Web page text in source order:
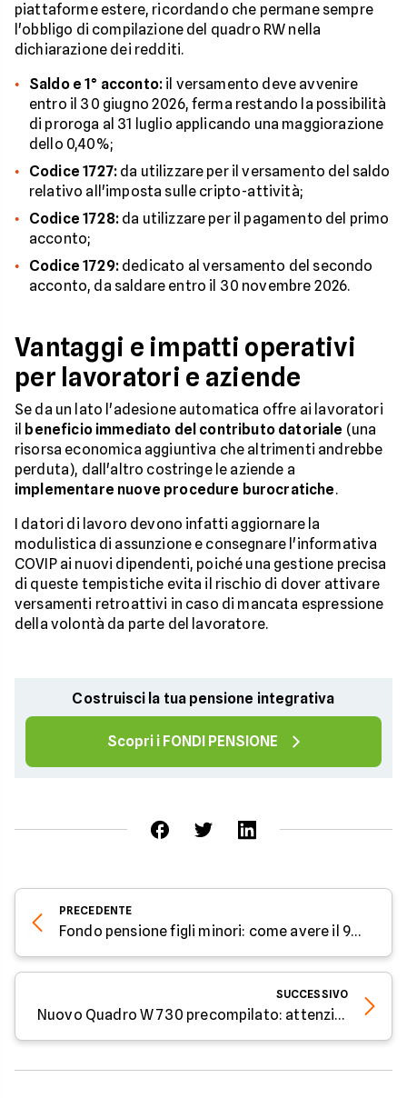
piattaforme estere, ricordando che permane sempre
l'obbligo di compilazione del quadro RW nella
dichiarazione dei redditi.
Saldo e 1° acconto: il versamento deve avvenire
entro il 30 giugno 2026, ferma restando la possibilità
di proroga al 31 luglio applicando una maggiorazione
dello 0,40%;
Codice 1727:da utilizzare per il versamento del saldo
relativo all'imposta sulle cripto-attività;
Codice 1728:da utilizzare per il pagamento del primo
acconto;
Codice 1729:dedicato al versamento del secondo
acconto, da saldare entro il 30 novembre 2026.
Vantaggi e impatti operativi
per lavoratori e aziende
Se da un lato l'adesione automatica offre ai lavoratori
il beneficio immediato del contributo datoriale (una
risorsa economica aggiuntiva che altrimenti andrebbe
perduta), dall'altro costringe le aziende a
implementare nuove procedure burocratiche.
I datori di lavoro devono infatti aggiornare la
modulistica di assunzione e consegnare l'informativa
COVIP ai nuovi dipendenti, poiché una gestione precisa
di queste tempistiche evita il rischio di dover attivare
versamenti retroattivi in caso di mancata espressione
della volontà da parte del lavoratore.
Costruisci la tua pensione integrativa
Scopri i FONDI PENSIONE
PRECEDENTE
Fondo pensione figli minori: come avere il 9% di tasse nel 2026
SUCCESSIVO
Nuovo Quadro W 730 precompilato: attenzione a cripto e conti esteri